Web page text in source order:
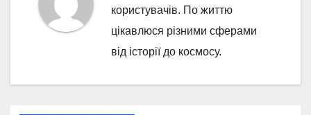
користувачів. По життю
цікавлюся різними сферами
від історії до космосу.